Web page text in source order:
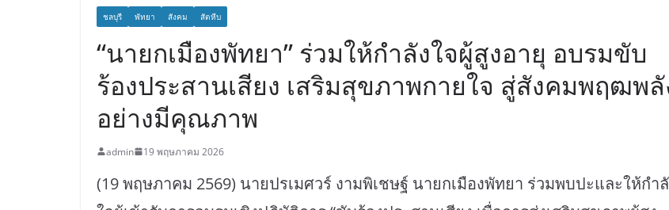
ชลบุรี พัทยา สังคม สัตหีบ
“นายกเมืองพัทยา” ร่วมให้กำลังใจผู้สูงอายุ อบรมขับ
ร้องประสานเสียง เสริมสุขภาพกายใจ สู่สังคมพฤฒพลั
อย่างมีคุณภาพ
admin 19 พฤษภาคม 2026
(19 พฤษภาคม 2569) นายปรเมศวร์ งามพิเชษฐ์ นายกเมืองพัทยา ร่วมพบปะและให้กำ